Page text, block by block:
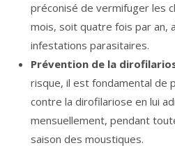
préconisé de vermifuger les
mois, soit quatre fois par an,
infestations parasitaires.
Prévention de la
risque, il est fondamental de
contre la dirofilariose en lui
mensuellement, pendant
saison des moustiques.